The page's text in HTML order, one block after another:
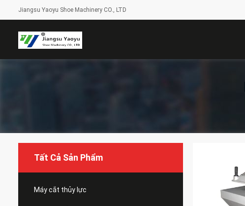
Jiangsu Yaoyu Shoe Machinery CO., LTD
Tất Cả Sản Phẩm
Máy cắt thủy lực